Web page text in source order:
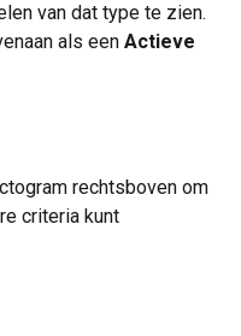
van dat type te zien.
als een Actieve
rechtsboven om
criteria kunt